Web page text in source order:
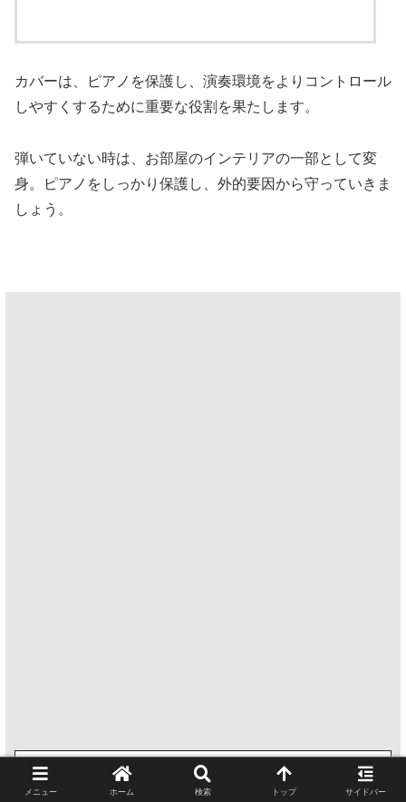
カバーは、ピアノを保護し、演奏環境をよりコントロール
しやすくするために重要な役割を果たします。
弾いていない時は、お部屋のインテリアの一部として変
身。ピアノをしっかり保護し、外的要因から守っていきま
しょう。
この記事を書いた人
pianoの番人
メニュー ホーム 検索 トップ サイドバー